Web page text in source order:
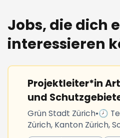
Jobs, die dich
interessieren
Projektleiter*in
und
Grün Stadt Zürich•🕗
Zürich, Kanton Zürich,